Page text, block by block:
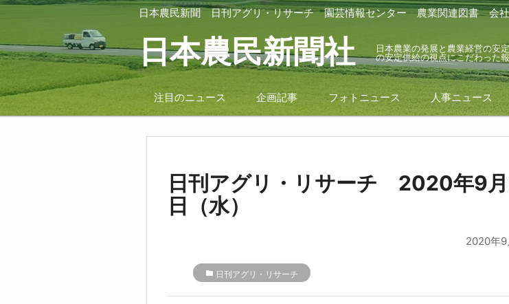
日本農民新聞 日刊アグリ・リサーチ 園芸情報センター 農業関連図書 会
日本農民新聞社
日本農業の発展と農業経営の安
の安定供給の視点にこだわった
注目のニュース 企画記事 フォトニュース 人事ニュース
日刊アグリ・リサーチ 2020年9
日（水）
2020年
folder 日刊アグリ・リサーチ